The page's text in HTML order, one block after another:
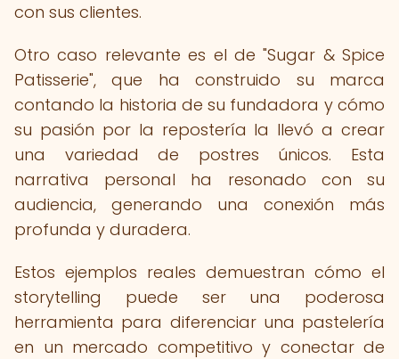
con sus clientes.
Otro caso relevante es el de "Sugar & Spice
Patisserie", que ha construido su marca
contando la historia de su fundadora y cómo
su pasión por la repostería la llevó a crear
una variedad de postres únicos. Esta
narrativa personal ha resonado con su
audiencia, generando una conexión más
profunda y duradera.
Estos ejemplos reales demuestran cómo el
storytelling puede ser una poderosa
herramienta para diferenciar una pastelería
en un mercado competitivo y conectar de